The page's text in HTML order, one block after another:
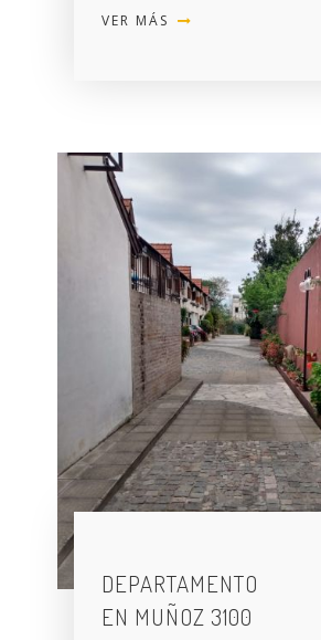
VER MÁS
DEPARTAMENTO
EN MUÑOZ 3100